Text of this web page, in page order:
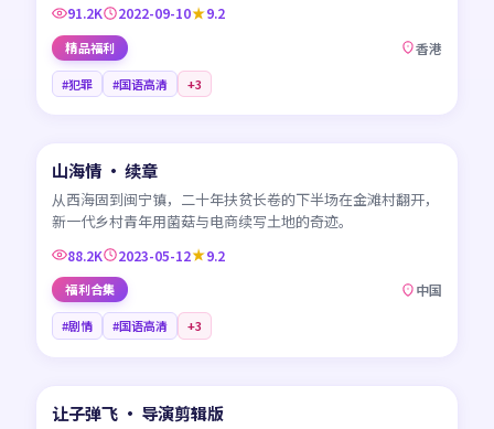
91.2K 2022-09-10 9.2
精品福利 香港
#犯罪 #国语高清 +3
CN
山海情 · 续章
从西海固到闽宁镇，二十年扶贫长卷的下半场在金滩村翻开，
新一代乡村青年用菌菇与电商续写土地的奇迹。
88.2K 2023-05-12 9.2
福利合集 中国
#剧情 #国语高清 +3
CN
让子弹飞 · 导演剪辑版